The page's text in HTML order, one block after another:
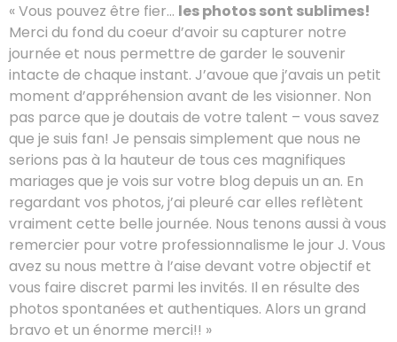
« Vous pouvez être fier… les photos sont sublimes!
Merci du fond du coeur d’avoir su capturer notre
journée et nous permettre de garder le souvenir
intacte de chaque instant. J’avoue que j’avais un petit
moment d’appréhension avant de les visionner. Non
pas parce que je doutais de votre talent – vous savez
que je suis fan! Je pensais simplement que nous ne
serions pas à la hauteur de tous ces magnifiques
mariages que je vois sur votre blog depuis un an. En
regardant vos photos, j’ai pleuré car elles reflètent
vraiment cette belle journée. Nous tenons aussi à vous
remercier pour votre professionnalisme le jour J. Vous
avez su nous mettre à l’aise devant votre objectif et
vous faire discret parmi les invités. Il en résulte des
photos spontanées et authentiques. Alors un grand
bravo et un énorme merci!! »